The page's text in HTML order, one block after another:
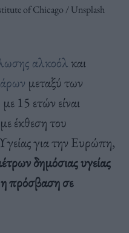
of Chicago / Unsplash
αλκοόλκαι
μεταξύ των
15 ετών είναι
έκθεση του
για την Ευρώπη,
δημόσιας υγείας
η πρόσβαση σε